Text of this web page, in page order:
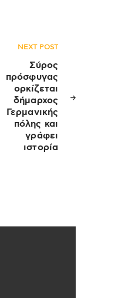
NEXT POST
Σύρος
πρόσφυγας
ορκίζεται
δήμαρχος
Γερμανικής
πόλης και
γράφει
ιστορία